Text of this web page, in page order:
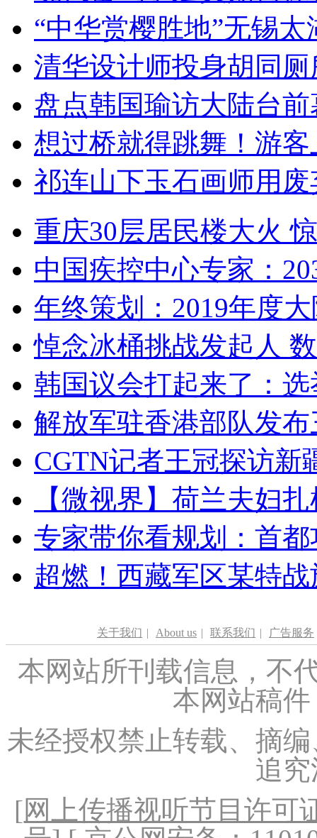
“中华赏樱胜地”无锡
清华设计师投身胡同
盘点韩国瑜访大陆台
想过桥就得跳舞！游客
祁连山下玉石画师用
重庆30层居民楼大火
中国疾控中心专家：
年终策划：2019年度
悼念冰桶挑战发起人
韩国议会打起来了：
解放军驻香港部队发
CGTN记者王冠探访新
【微视界】荷兰夫妇
专家带你看规划：首
超燃！西藏军区某特
关于我们 | About us | 联系我们 | 广告服务
本网站所刊载信息，不
本网站稿
未经授权禁止转载、摘
追
[网上传播视听节目许可